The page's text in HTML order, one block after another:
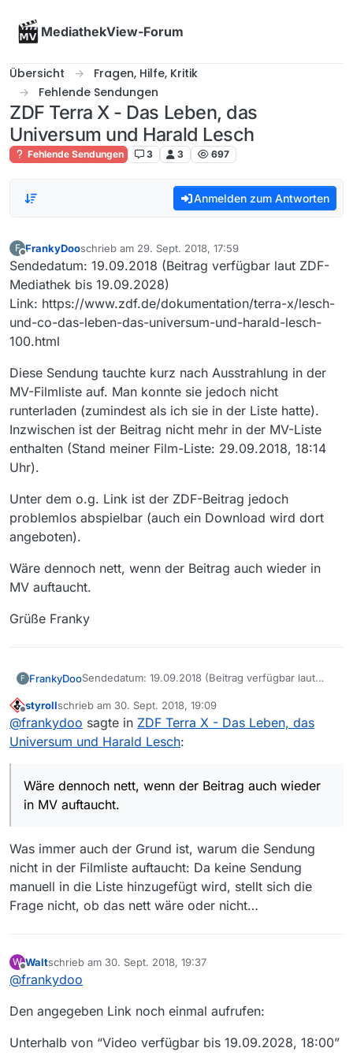
MediathekView-Forum
Übersicht
Fragen, Hilfe, Kritik
Fehlende Sendungen
ZDF Terra X - Das Leben, das
Universum und Harald Lesch
Fehlende Sendungen 3 3 697
Anmelden zum Antworten
F
Offline
FrankyDooschrieb am 29. Sept. 2018, 17:59
zuletzt editiert von
Sendedatum: 19.09.2018 (Beitrag verfügbar laut ZDF-
Mediathek bis 19.09.2028)
Link: https://www.zdf.de/dokumentation/terra-x/lesch-
und-co-das-leben-das-universum-und-harald-lesch-
100.html
Diese Sendung tauchte kurz nach Ausstrahlung in der
MV-Filmliste auf. Man konnte sie jedoch nicht
runterladen (zumindest als ich sie in der Liste hatte).
Inzwischen ist der Beitrag nicht mehr in der MV-Liste
enthalten (Stand meiner Film-Liste: 29.09.2018, 18:14
Uhr).
Unter dem o.g. Link ist der ZDF-Beitrag jedoch
problemlos abspielbar (auch ein Download wird dort
angeboten).
Wäre dennoch nett, wenn der Beitrag auch wieder in
MV auftaucht.
Grüße Franky
F FrankyDooSendedatum: 19.09.2018 (Beitrag verfügbar laut
Link: https://www.zdf.de/dokumentation/terra-
x/lesch-und-co-das-leben-das-universum-und-
harald-lesch-100.html
Diese Sendung tauchte kurz nach Ausstrahlung in
der MV-Filmliste auf. Man konnte sie jedoch nicht
runterladen (zumindest als ich sie in der Liste
29.09.2018, 18:14 Uhr).
Unter dem o.g. Link ist der ZDF-Beitrag jedoch
in MV auftaucht.
Grüße Franky
Offline
styrollschrieb am 30. Sept. 2018, 19:09
zuletzt editiert von
@frankydoo sagte in ZDF Terra X - Das Leben, das
Universum und Harald Lesch:
Wäre dennoch nett, wenn der Beitrag auch wieder
in MV auftaucht.
Was immer auch der Grund ist, warum die Sendung
nicht in der Filmliste auftaucht: Da keine Sendung
manuell in die Liste hinzugefügt wird, stellt sich die
Frage nicht, ob das nett wäre oder nicht…
W
Offline
Waltschrieb am 30. Sept. 2018, 19:37
zuletzt editiert von
@frankydoo
Den angegeben Link noch einmal aufrufen:
Unterhalb von “Video verfügbar bis 19.09.2028, 18:00”